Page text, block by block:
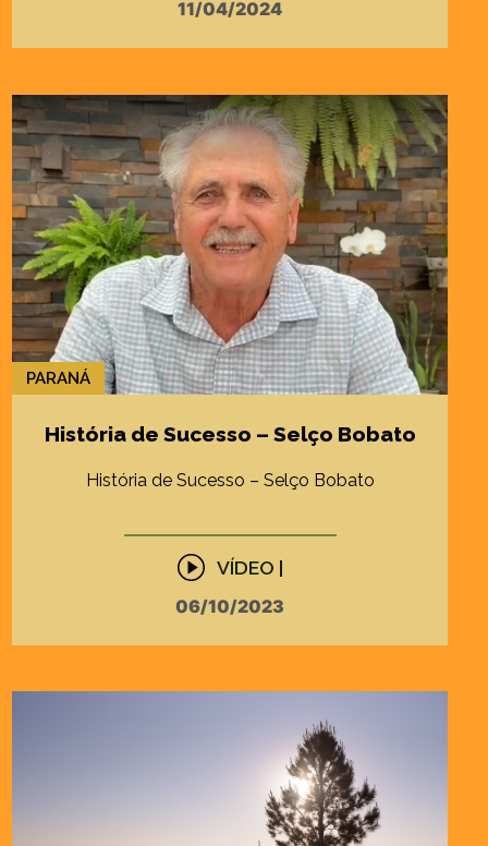
11/04/2024
PARANÁ
História de Sucesso – Selço Bobato
História de Sucesso – Selço Bobato
VÍDEO |
06/10/2023